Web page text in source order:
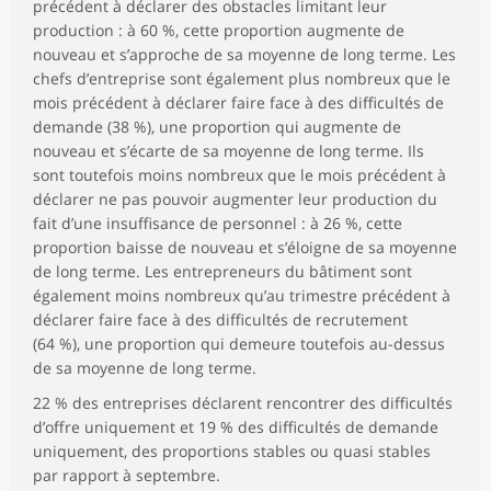
précédent à déclarer des obstacles limitant leur
production : à 60 %, cette proportion augmente de
nouveau et s’approche de sa moyenne de long terme. Les
chefs d’entreprise sont également plus nombreux que le
mois précédent à déclarer faire face à des difficultés de
demande (38 %), une proportion qui augmente de
nouveau et s’écarte de sa moyenne de long terme. Ils
sont toutefois moins nombreux que le mois précédent à
déclarer ne pas pouvoir augmenter leur production du
fait d’une insuffisance de personnel : à 26 %, cette
proportion baisse de nouveau et s’éloigne de sa moyenne
de long terme. Les entrepreneurs du bâtiment sont
également moins nombreux qu’au trimestre précédent à
déclarer faire face à des difficultés de recrutement
(64 %), une proportion qui demeure toutefois au-dessus
de sa moyenne de long terme.
22 % des entreprises déclarent rencontrer des difficultés
d’offre uniquement et 19 % des difficultés de demande
uniquement, des proportions stables ou quasi stables
par rapport à septembre.